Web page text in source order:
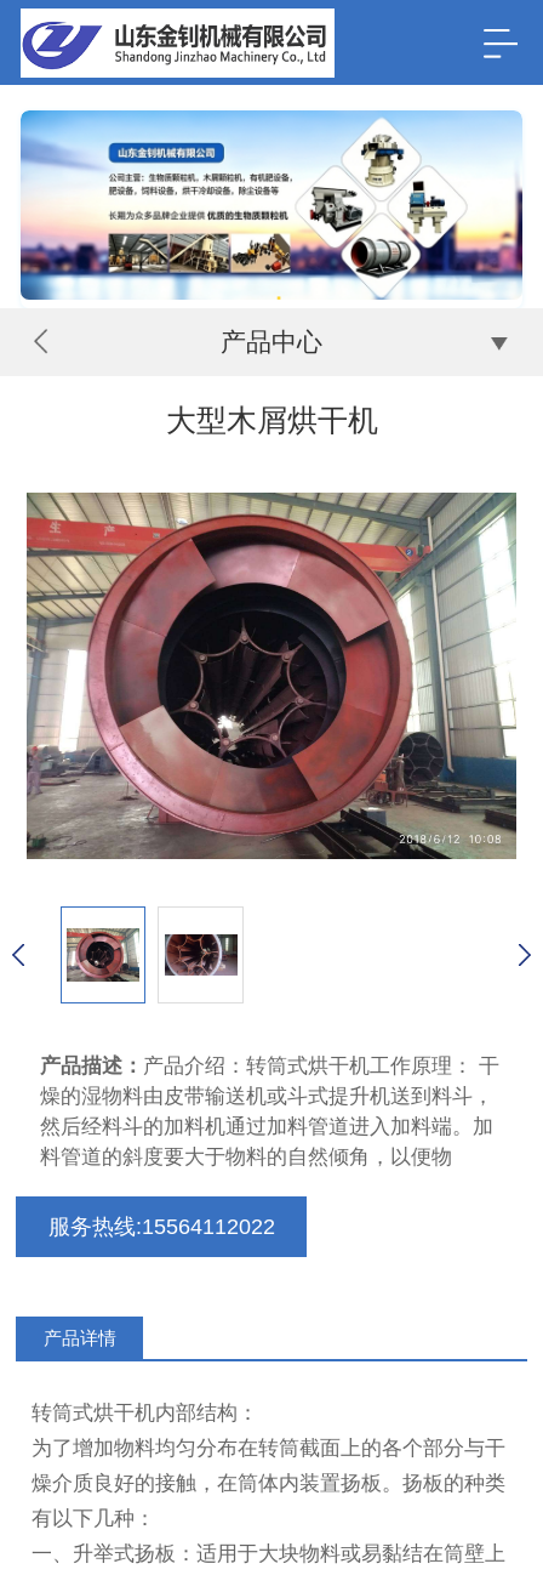
产品中心
大型木屑烘干机
产品描述： 产品介绍：转筒式烘干机工作原理： 干
燥的湿物料由皮带输送机或斗式提升机送到料斗，
然后经料斗的加料机通过加料管道进入加料端。加
料管道的斜度要大于物料的自然倾角，以便物
服务热线:15564112022
产品详情
转筒式烘干机内部结构：
为了增加物料均匀分布在转筒截面上的各个部分与干
燥介质良好的接触，在筒体内装置扬板。扬板的种类
有以下几种：
一、升举式扬板：适用于大块物料或易黏结在筒壁上